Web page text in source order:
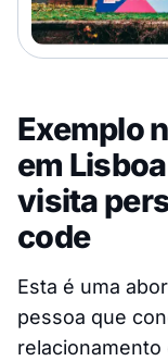
Exemplo
em
visita
code
Esta é uma
pessoa que